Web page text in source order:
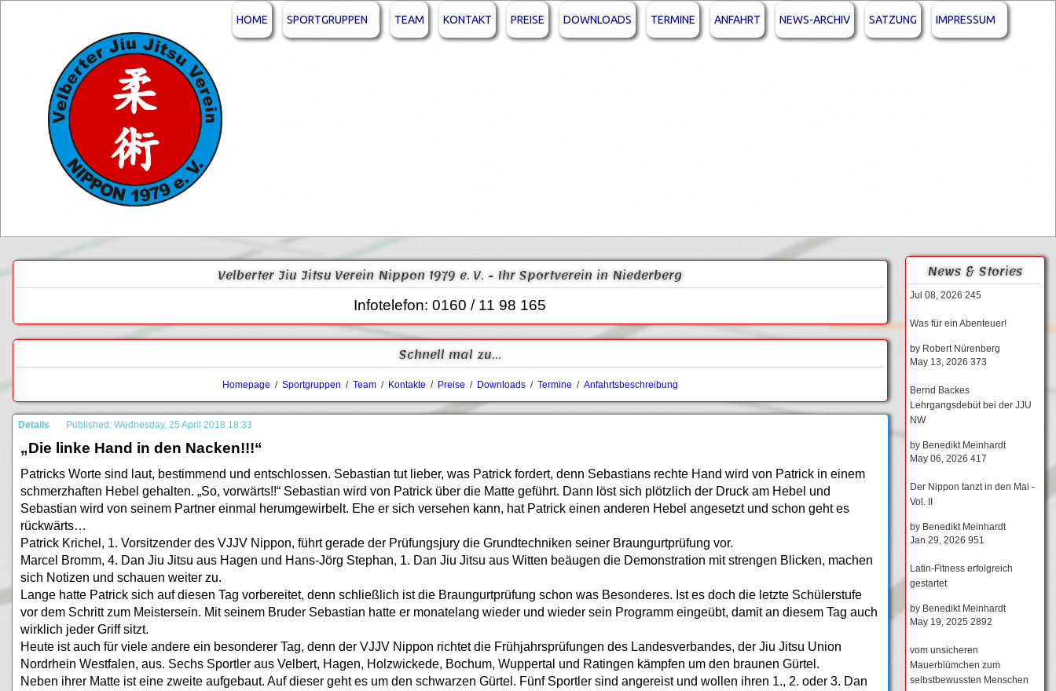
HOME SPORTGRUPPEN TEAM KONTAKT PREISE DOWNLOADS TERMINE ANFAHRT NEWS-ARCHIV SATZUNG IMPRESSUM
Velberter Jiu Jitsu Verein Nippon 1979 e. V. - Ihr Sportverein in Niederberg
Infotelefon: 0160 / 11 98 165
Schnell mal zu...
Homepage / Sportgruppen / Team/ Kontakte / Preise / Downloads/ Termine / Anfahrtsbeschreibung
Details Published: Wednesday, 25 April 2018 18:33
„Die linke Hand in den Nacken!!!“
Patricks Worte sind laut, bestimmend und entschlossen. Sebastian tut lieber, was Patrick fordert, denn Sebastians rechte Hand wird von Patrick in einem
schmerzhaften Hebel gehalten. „So, vorwärts!!“ Sebastian wird von Patrick über die Matte geführt. Dann löst sich plötzlich der Druck am Hebel und
Sebastian wird von seinem Partner einmal herumgewirbelt. Ehe er sich versehen kann, hat Patrick einen anderen Hebel angesetzt und schon geht es
rückwärts…
Patrick Krichel, 1. Vorsitzender des VJJV Nippon, führt gerade der Prüfungsjury die Grundtechniken seiner Braungurtprüfung vor.
Marcel Bromm, 4. Dan Jiu Jitsu aus Hagen und Hans-Jörg Stephan, 1. Dan Jiu Jitsu aus Witten beäugen die Demonstration mit strengen Blicken, machen
sich Notizen und schauen weiter zu.
Lange hatte Patrick sich auf diesen Tag vorbereitet, denn schließlich ist die Braungurtprüfung schon was Besonderes. Ist es doch die letzte Schülerstufe
vor dem Schritt zum Meistersein. Mit seinem Bruder Sebastian hatte er monatelang wieder und wieder sein Programm eingeübt, damit an diesem Tag auch
wirklich jeder Griff sitzt.
Heute ist auch für viele andere ein besonderer Tag, denn der VJJV Nippon richtet die Frühjahrsprüfungen des Landesverbandes, der Jiu Jitsu Union
Nordrhein Westfalen, aus. Sechs Sportler aus Velbert, Hagen, Holzwickede, Bochum, Wuppertal und Ratingen kämpfen um den braunen Gürtel.
Neben ihrer Matte ist eine zweite aufgebaut. Auf dieser geht es um den schwarzen Gürtel. Fünf Sportler sind angereist und wollen ihren 1., 2. oder 3. Dan
News & Stories
Jul 08, 2026 245
Was für ein Abenteuer!
by Robert Nürenberg
May 13, 2026 373
Bernd Backes
Lehrgangsdebüt bei der JJU
NW
by Benedikt Meinhardt
May 06, 2026 417
Der Nippon tanzt in den Mai -
Vol. II
by Benedikt Meinhardt
Jan 29, 2026 951
Latin-Fitness erfolgreich
gestartet
by Benedikt Meinhardt
May 19, 2025 2892
vom unsicheren
Mauerblümchen zum
selbstbewussten Menschen